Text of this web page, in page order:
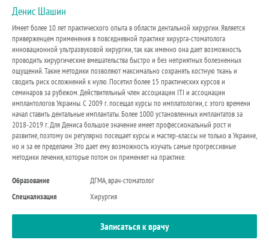
Денис Шашин
Имеет более 10 лет практического опыта в области дентальной хирургии. Является
приверженцем применения в повседневной практике хирурга-стоматолога
инновационной ультразвуковой хирургии, так как именно она дает возможность
проводить хирургические вмешательства быстро и без неприятных болезненных
ощущений. Такие методики позволяют максимально сохранять костную ткань и
сводить риск осложнений к нулю. Посетил более 15 практических курсов и
семинаров за рубежом. Действительный член ассоциации ITI и ассоциации
имплантологов Украины. С 2009 г. посещал курсы по имплатологии, с этого времени
начал ставить дентальные имплантаты. Более 1000 установленных имплантатов за
2018-2019 г. Для Дениса большое значение имеет профессиональный рост и
развитие, поэтому он регулярно посещает курсы и мастер-классы не только в Украине,
но и за ее пределами Это дает ему возможность изучать самые прогрессивные
методики лечения, которые потом он применяет на практике.
Образование
ДГМА, врач-стоматолог
Специализация
Хирургия
Записаться к врачу